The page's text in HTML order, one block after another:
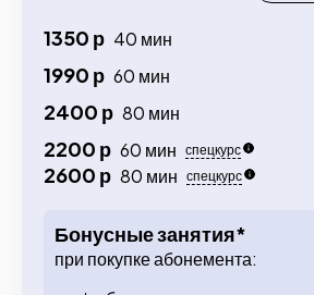
1350 р 40 мин
1990 р 60 мин
2400 р 80 мин
2200 р 60 мин спецкурс
2600 р 80 мин спецкурс
Бонусные занятия*
при покупке абонемента: